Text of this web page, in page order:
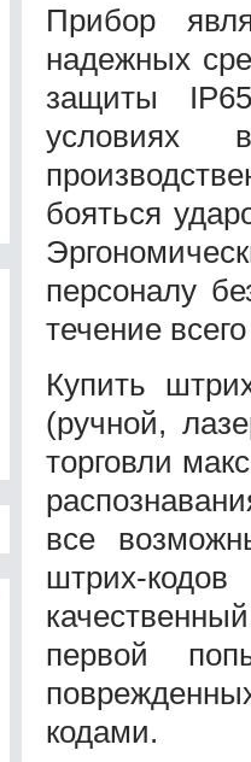
Прибор
надежных
защиты
условиях
бояться
персоналу
течение
Купить
(ручной,
торговли
все
штрих-
первой
кодами.